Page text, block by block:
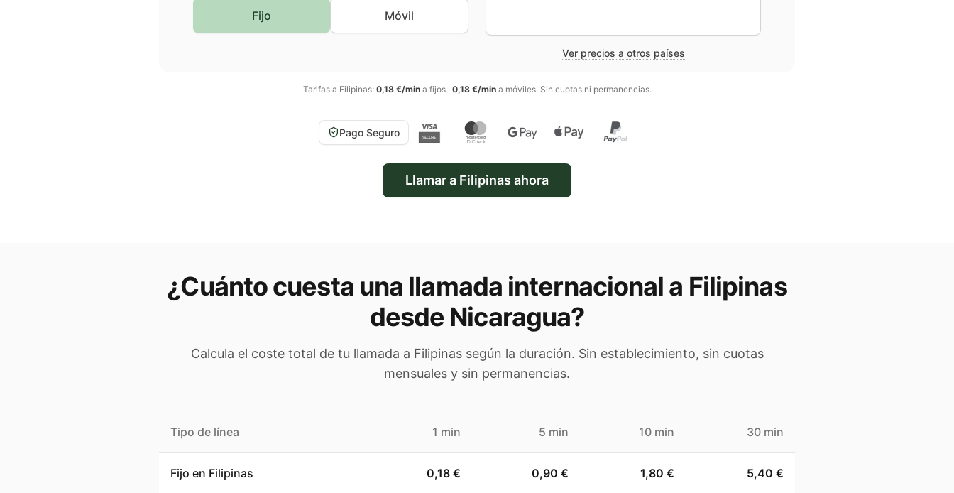
Fijo Móvil
Ver precios a otros países
Tarifas a Filipinas: 0,18 €/mina fijos· 0,18 €/mina móviles. Sin cuotas ni permanencias.
Pago Seguro
Llamar a Filipinas ahora
¿Cuánto cuesta una llamada internacional a Filipinas
desde Nicaragua?
Calcula el coste total de tu llamada a Filipinassegún la duración. Sin establecimiento, sin cuotas
mensuales y sin permanencias.
Tipo de línea 1 min 5 min 10 min 30 min
Fijo en Filipinas 0,18 € 0,90 € 1,80 € 5,40 €